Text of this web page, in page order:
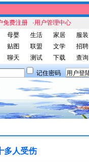
免费注册 ·用户管理中心
母婴 生活 家居 服装
贴图 联盟 文学 招聘
聊天 测试 下载 查询
记住密码
多人受伤